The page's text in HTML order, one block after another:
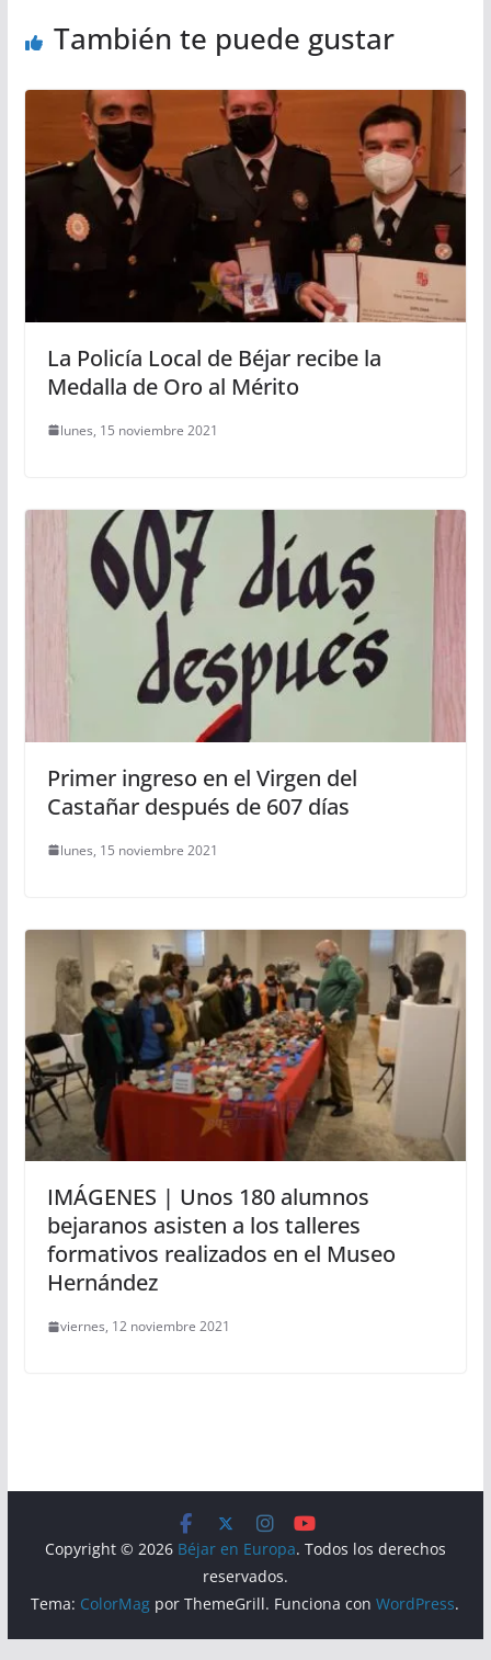
También te puede gustar
La Policía Local de Béjar recibe la
Medalla de Oro al Mérito
lunes, 15 noviembre 2021
Primer ingreso en el Virgen del
Castañar después de 607 días
lunes, 15 noviembre 2021
IMÁGENES | Unos 180 alumnos
bejaranos asisten a los talleres
formativos realizados en el Museo
Hernández
viernes, 12 noviembre 2021
Copyright © 2026 Béjar en Europa. Todos los derechos
reservados.
Tema: ColorMag por ThemeGrill. Funciona conWordPress.